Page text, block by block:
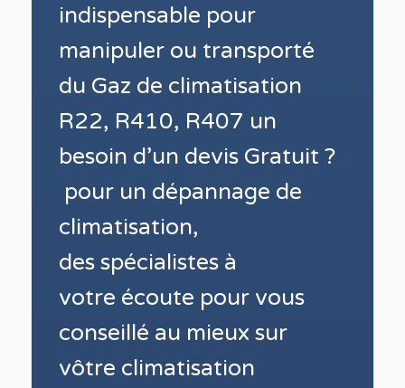
indispensable pour
manipuler ou transporté
du Gaz de climatisation
R22, R410, R407 un
besoin d’un devis Gratuit ?
pour un dépannage de
climatisation,
desspécialistes à
votre écoute pour vous
conseillé au mieux sur
vôtre climatisation